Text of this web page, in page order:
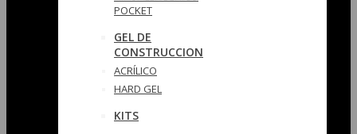
POCKET
GEL DE
CONSTRUCCION
ACRÍLICO
HARD GEL
KITS